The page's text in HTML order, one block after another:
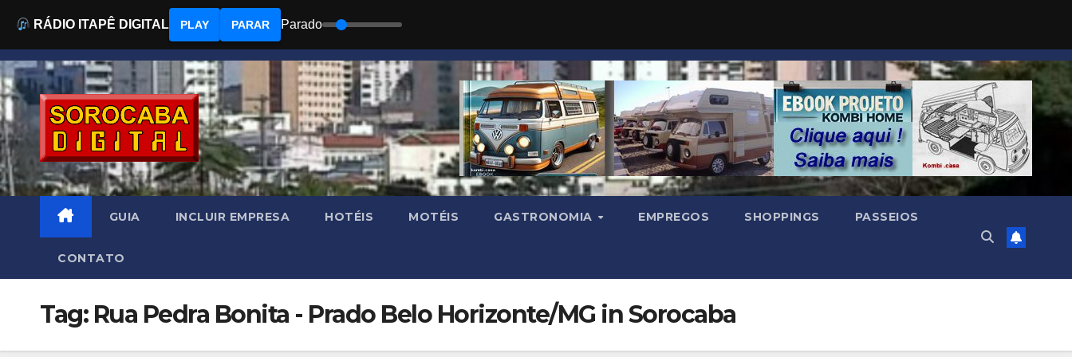
Skip
to
content
GUIA INCLUIR EMPRESA HOTÉIS MOTÉIS GASTRONOMIA EMPREGOS SHOPPINGS PASSEIOS
CONTATO
Tag: Rua Pedra Bonita - Prado Belo Horizonte/MG in Sorocaba
RÁDIO ITAPÊ DIGITAL PLAY PARAR Parado